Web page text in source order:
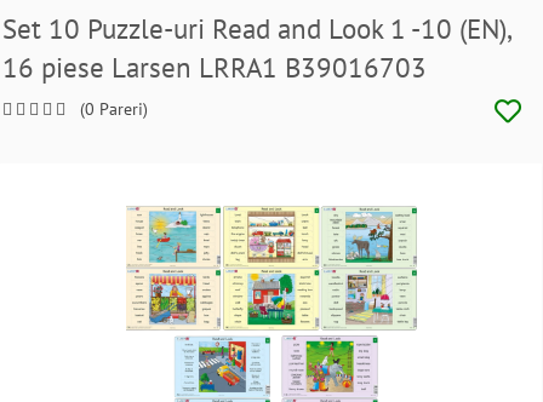
Set 10 Puzzle-uri Read and Look 1 -10 (EN),
16 piese Larsen LRRA1 B39016703
(0 Pareri)